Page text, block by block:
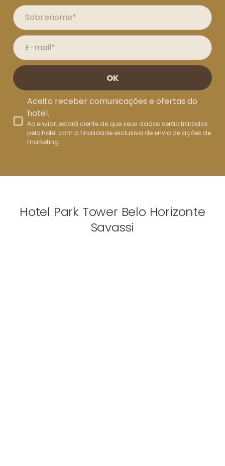
OK
Aceito receber comunicações e ofertas do
hotel.
Ao enviar, estará ciente de que seus dados serão tratados
pelo hotel com a finalidade exclusiva de envio de ações de
marketing.
Hotel Park Tower Belo Horizonte
Savassi